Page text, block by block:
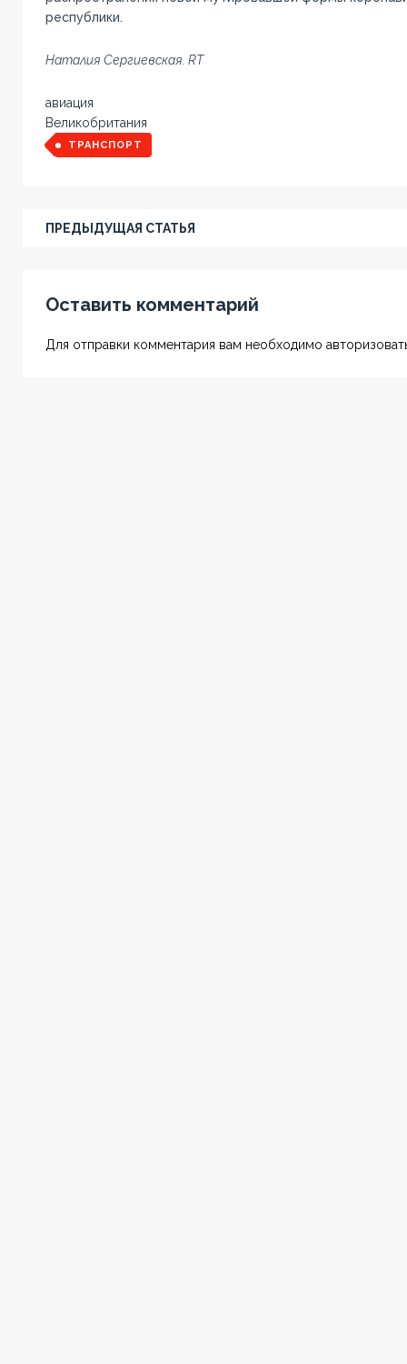
республики.
Наталия Сергиевская. RT
авиация
Великобритания
ТРАНСПОРТ
ПРЕДЫДУЩАЯ СТАТЬЯ
Оставить комментарий
Для отправки комментария вам необходимо